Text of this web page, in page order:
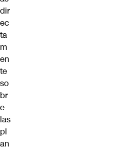
dir
ec
ta
m
en
te
so
br
e
las
pl
an